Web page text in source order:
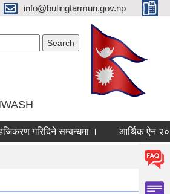
info@bulingtarmun.gov.np
सम्बन्धमा । आर्थिक ऐन